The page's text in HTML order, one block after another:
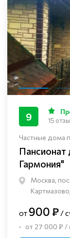
Частные дома
Гармония"
Москва,
9 15
от 900 ₽ /
от 27 000 ₽ /